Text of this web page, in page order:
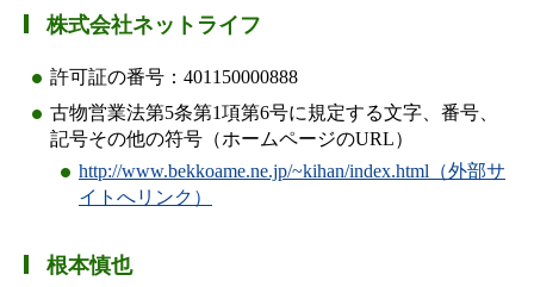
株式会社ネットライフ
許可証の番号：401150000888
古物営業法第5条第1項第6号に規定する文字、番号、
記号その他の符号（ホームページのURL）
http://www.bekkoame.ne.jp/~kihan/index.html（外部サ
イトへリンク）
根本慎也